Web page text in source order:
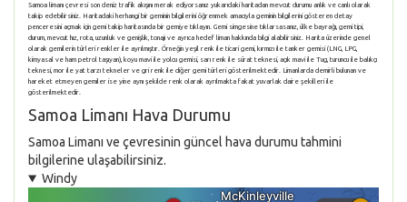
Samoa limanı çevresi son deniz trafik akışını merak ediyorsanız yukarıdaki haritadan mevcut durumu anlık ve canlı olarak
takip edebilirsiniz. Haritadaki herhangi bir geminin bilgilerini öğrenmek amacıyla geminin bilgilerini gösteren detay
penceresini açmak için gemi takip haritasında bir gemiye tıklayın. Gemi simgesine tıklarsasanız, ülke bayrağı, gemi tipi,
durum, mevcut hız, rota, uzunluk ve genişlik, tonajı ve ayrıca hedef liman hakkında bilgi alabilirsiniz. Harita üzerinde genel
olarak gemilerin türleri renkler ile ayrılmıştır. Örneğin yeşil renk ile ticari gemi, kırmızı ile tanker gemisi (LNG, LPG,
kimyasal ve ham petrol taşıyan), koyu mavi ile yolcu gemisi, sarı renk ile sürat teknesi, açık mavi ile Tug, turuncu ile balıkçı
teknesi, mor ile yat tarzı tekneler ve gri renk ile diğer gemi türleri gösterilmektedir. Limanlarda demirli bulunan ve
hareket etmeyen gemiler ise yine aynı şekilde renk olarak ayrılmakta fakat yuvarlak daire şekilleri ile
gösterilmektedir.
Samoa Limanı Hava Durumu
Samoa Limanı ve çevresinin güncel hava durumu tahmini
bilgilerine ulaşabilirsiniz.
Windy